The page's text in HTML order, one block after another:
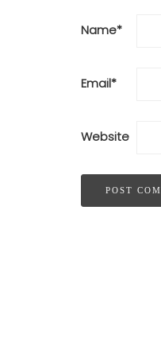
Name*
Email*
Website